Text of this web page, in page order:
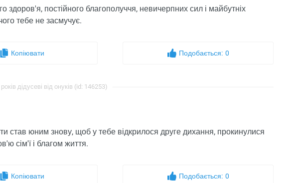
здоров'я, постійного благополуччя, невичерпних сил і майбутніх
тебе не засмучує.
Копіювати Подобається: 0
дідусеві від онуків (id: 146253)
став юним знову, щоб у тебе відкрилося друге дихання, прокинулися
сім'ї і благом життя.
Копіювати Подобається: 0